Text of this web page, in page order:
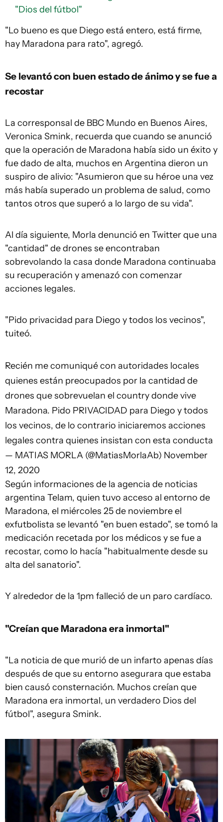
"Dios del fútbol"
"Lo bueno es que Diego está entero, está firme,
hay Maradona para rato", agregó.
Se levantó con buen estado de ánimo y se fue a
recostar
La corresponsal de BBC Mundo en Buenos Aires,
Veronica Smink, recuerda que cuando se anunció
que la operación de Maradona había sido un éxito y
fue dado de alta, muchos en Argentina dieron un
suspiro de alivio: "Asumieron que su héroe una vez
más había superado un problema de salud, como
tantos otros que superó a lo largo de su vida".
Al día siguiente, Morla denunció en Twitter que una
"cantidad" de drones se encontraban
sobrevolando la casa donde Maradona continuaba
su recuperación y amenazó con comenzar
acciones legales.
"Pido privacidad para Diego y todos los vecinos",
tuiteó.
Recién me comuniqué con autoridades locales
quienes están preocupados por la cantidad de
drones que sobrevuelan el country donde vive
Maradona. Pido PRIVACIDAD para Diego y todos
los vecinos, de lo contrario iniciaremos acciones
legales contra quienes insistan con esta conducta
— MATIAS MORLA (@MatiasMorlaAb) November
12, 2020
Según informaciones de la agencia de noticias
argentina Telam, quien tuvo acceso al entorno de
Maradona, el miércoles 25 de noviembre el
exfutbolista se levantó "en buen estado", se tomó la
medicación recetada por los médicos y se fue a
recostar, como lo hacía "habitualmente desde su
alta del sanatorio".
Y alrededor de la 1pm falleció de un paro cardíaco.
"Creían que Maradona era inmortal"
"La noticia de que murió de un infarto apenas días
después de que su entorno asegurara que estaba
bien causó consternación. Muchos creían que
Maradona era inmortal, un verdadero Dios del
fútbol", asegura Smink.